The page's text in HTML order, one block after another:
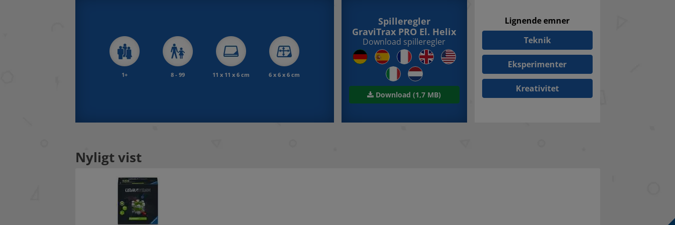
1+ 8 - 99 11 x 11 x 6 cm 6 x 6 x 6 cm
Spilleregler
GraviTrax PRO El. Helix
Download spilleregler
Download (1,7 MB)
Lignende emner
Teknik
Eksperimenter
Kreativitet
Nyligt vist